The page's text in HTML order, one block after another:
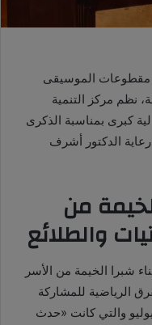
مقطوعات الموسيقى
نظم مركز التنمية
كبرى بمناسبة الذكرى
تحت رعاية الدكتور أشرف
من
والطلائع
شبرا الخيمة من الأسر
الرياضية للمشاركة
في أجواء الاحتفالية الكبرى بثورة 30 يوليو والتي كانت «حدث